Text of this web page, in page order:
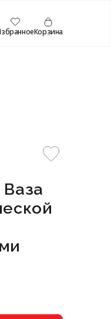
Корзина
Ваза